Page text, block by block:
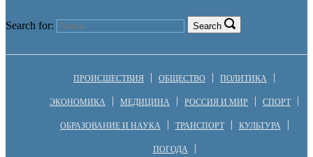
Search for: Search
ПРОИСШЕСТВИЯ ОБЩЕСТВО ПОЛИТИКА
ЭКОНОМИКА МЕДИЦИНА РОССИЯ И МИР СПОРТ
ОБРАЗОВАНИЕ И НАУКА ТРАНСПОРТ КУЛЬТУРА
ПОГОДА